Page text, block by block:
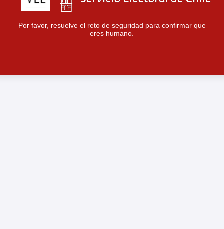
Por favor, resuelve el reto de seguridad para confirmar que
eres humano.